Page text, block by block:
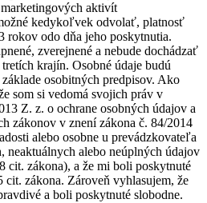
aktivít
kedykoľvek odvolať, platnosť
rokov odo dňa jeho poskytnutia.
zverejnené a nebude dochádzať
krajín. Osobné údaje budú
osobitných predpisov. Ako
som si vedomá svojich práv v
Z. z. o ochrane osobných údajov a
zákonov v znení zákona č. 84/2014
alebo osobne u prevádzkovateľa
neaktuálnych alebo neúplných údajov
cit. zákona), a že mi boli poskytnuté
zákona. Zároveň vyhlasujem, že
a boli poskytnuté slobodne.